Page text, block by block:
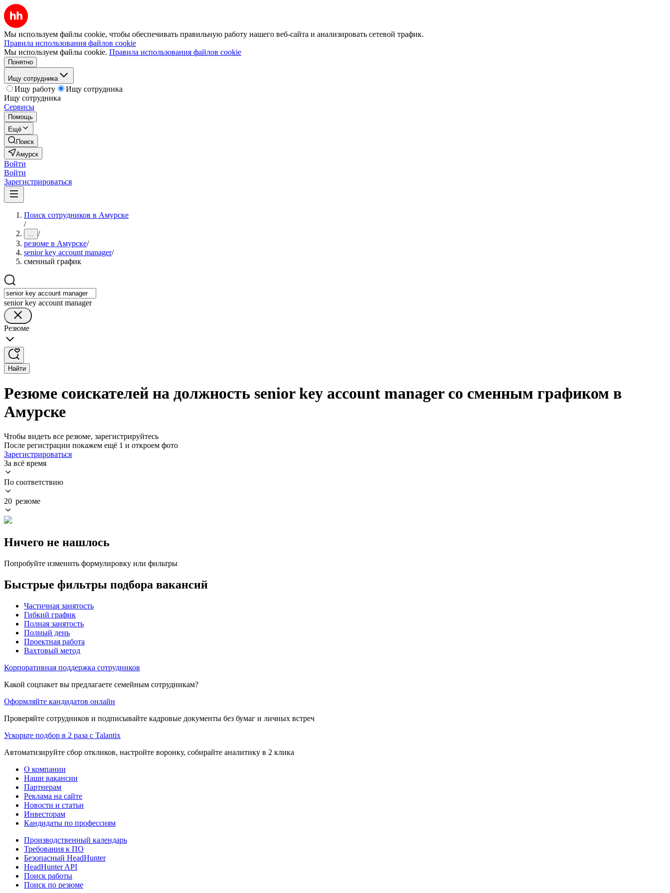
Мы используем файлы cookie, чтобы обеспечивать правильную работу нашего веб-сайта и анализировать сетевой трафик.
Правила использования файлов cookie
Мы используем файлы cookie. Правила использования файлов cookie
Понятно
Ищу сотрудника
Ищу работу
Ищу сотрудника
Ищу сотрудника
Сервисы
Помощь
Ещё
Поиск
Амурск
Войти
Войти
Зарегистрироваться
Поиск сотрудников в Амурске
/
... /
резюме в Амурске/
senior key account manager/
сменный график
senior key account manager
Резюме
Найти
Резюме соискателей на должность senior key account manager со сменным графиком в
Амурске
Чтобы видеть все резюме, зарегистрируйтесь
После регистрации покажем ещё 1 и откроем фото
Зарегистрироваться
За всё время
По соответствию
20 резюме
Ничего не нашлось
Попробуйте изменить формулировку или фильтры
Быстрые фильтры подбора вакансий
Частичная занятость
Гибкий график
Полная занятость
Полный день
Проектная работа
Вахтовый метод
Корпоративная поддержка сотрудников
Какой соцпакет вы предлагаете семейным сотрудникам?
Оформляйте кандидатов онлайн
Проверяйте сотрудников и подписывайте кадровые документы без бумаг и личных встреч
Ускорьте подбор в 2 раза с Talantix
Автоматизируйте сбор откликов, настройте воронку, собирайте аналитику в 2 клика
О компании
Наши вакансии
Партнерам
Реклама на сайте
Новости и статьи
Инвесторам
Кандидаты по профессиям
Производственный календарь
Требования к ПО
Безопасный HeadHunter
HeadHunter API
Поиск работы
Поиск по резюме